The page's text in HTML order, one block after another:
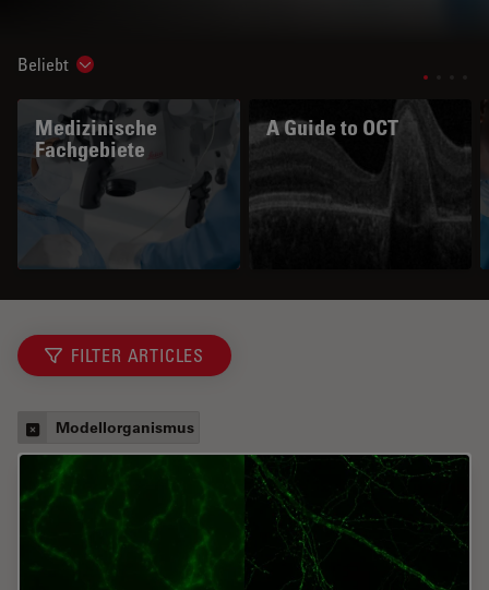
Beliebt Show subnavigation
Medizinische
Fachgebiete
A Guide to OCT
FILTER ARTICLES
Modellorganismus